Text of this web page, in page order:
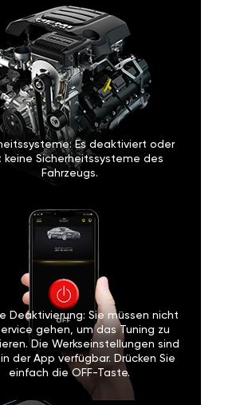
Es deaktiviert oder
keine Sicherheitssysteme des
Fahrzeugs.
Deaktivierung: Sie müssen nicht
gehen, um das Tuning zu
Die Werkseinstellungen sind
der App verfügbar. Drücken Sie
einfach die OFF-Taste.